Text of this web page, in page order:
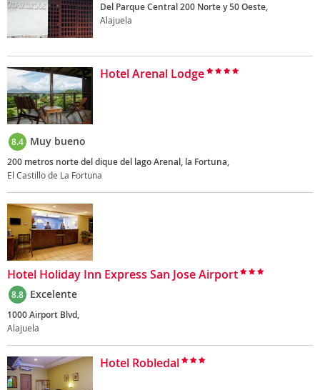
Del Parque Central 200 Norte y 50 Oeste,
Alajuela
Hotel Arenal Lodge
8.4 Muy bueno
200 metros norte del dique del lago Arenal, la Fortuna,
El Castillo de La Fortuna
Hotel Holiday Inn Express San Jose Airport
8.8 Excelente
1000 Airport Blvd,
Alajuela
Hotel Robledal